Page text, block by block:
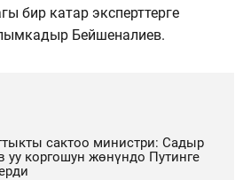
бир катар эксперттерге
Бейшеналиев.
сактоо министри: Садыр
уу коргошун жөнүндо Путинге